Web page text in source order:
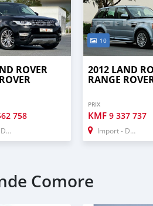
ROVER
758
10
2012 LAND
RANGE
PRIX
KMF 9 337 737
Import - Dubai
Comore